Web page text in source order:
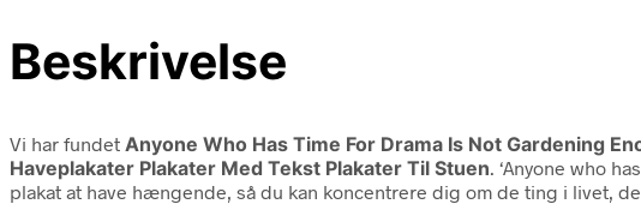
Beskrivelse
Vi har fundet Anyone Who Has Time For Drama Is Not Gardening
Haveplakater Plakater Med Tekst Plakater Til Stuen . ‘Anyone who
plakat at have hængende, så du kan koncentrere dig om de ting i livet,